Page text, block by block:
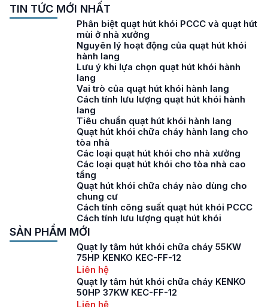
TIN TỨC MỚI NHẤT
Phân biệt quạt hút khói PCCC và quạt hút
mùi ở nhà xưởng
Nguyên lý hoạt động của quạt hút khói
hành lang
Lưu ý khi lựa chọn quạt hút khói hành
lang
Vai trò của quạt hút khói hành lang
Cách tính lưu lượng quạt hút khói hành
lang
Tiêu chuẩn quạt hút khói hành lang
Quạt hút khói chữa cháy hành lang cho
tòa nhà
Các loại quạt hút khói cho nhà xưởng
Các loại quạt hút khói cho tòa nhà cao
tầng
Quạt hút khói chữa cháy nào dùng cho
chung cư
Cách tính công suất quạt hút khói PCCC
Cách tính lưu lượng quạt hút khói
SẢN PHẨM MỚI
Quạt ly tâm hút khói chữa cháy 55KW
75HP KENKO KEC-FF-12
Liên hệ
Quạt ly tâm hút khói chữa cháy KENKO
50HP 37KW KEC-FF-12
Liên hệ